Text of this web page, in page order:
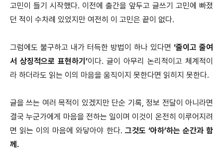
고민이 들기 시작했다. 이전에 출간을 앞두고 글쓰기 고민에 빠졌
던 적이 수차례 있었지만 여전히 이 고민은 끝이 없다.
그럼에도 불구하고 내가 터득한 방법이 하나 있다면 ‘줄이고 줄여
서 상징적으로 표현하기’이다. 글이 아무리 논리적이고 체계적이
라 하더라도 읽는 이의 마음을 움직이지 못한다면 읽히지 못한다.
글을 쓰는 여러 목적이 있겠지만 단순 기록, 정보 전달이 아니라면
결국 누군가에게 마음을 전하는 일이며 이것이 온전히 이루어지려
면 읽는 이의 마음에 와닿아야 한다. 그것도 ‘아하’하는 순간과 함
께.